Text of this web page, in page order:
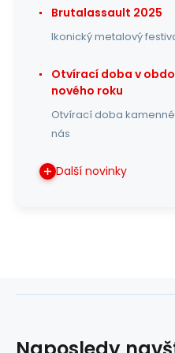
Brutalassault 2025
Ikonický metalový
Otvírací doba v
nového roku
Otvírací doba
nás
Další novinky